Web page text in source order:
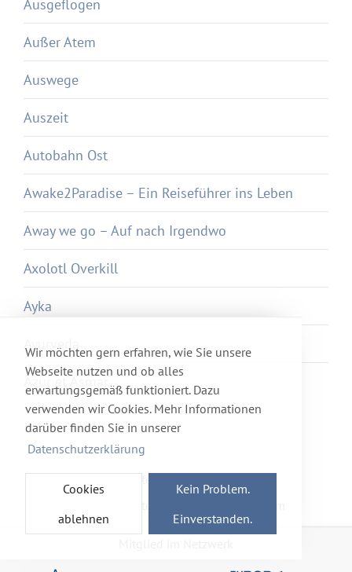
Wir möchten gern erfahren, wie Sie unsere
Webseite nutzen und ob alles
erwartungsgemäß funktioniert. Dazu
verwenden wir Cookies. Mehr Informationen
darüber finden Sie in unserer
Datenschutzerklärung
Cookies
ablehnen
Kein Problem.
Einverstanden.
Ausgeflogen
Außer Atem
Auswege
Auszeit
Autobahn Ost
Awake2Paradise – Ein Reiseführer ins Leben
Away we go – Auf nach Irgendwo
Axolotl Overkill
Ayka
Ayurveda
Azur et Asmar